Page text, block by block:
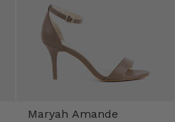
Maryah Amande